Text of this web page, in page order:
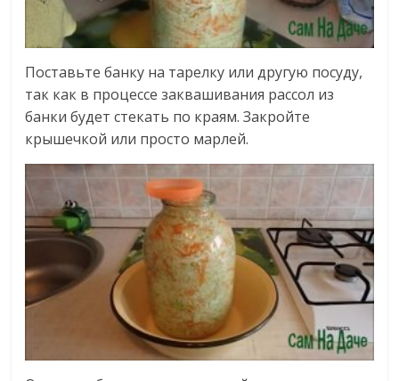
Поставьте банку на тарелку или другую посуду,
так как в процессе заквашивания рассол из
банки будет стекать по краям. Закройте
крышечкой или просто марлей.